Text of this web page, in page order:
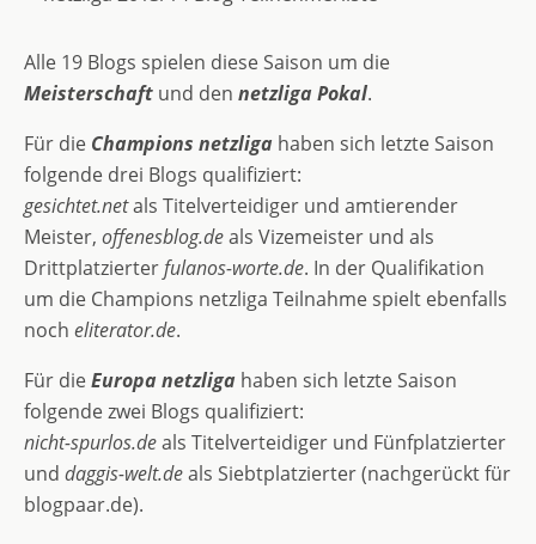
Alle 19 Blogs spielen diese Saison um die
Meisterschaft und den netzliga Pokal.
Für die Champions netzliga haben sich letzte Saison
folgende drei Blogs qualifiziert:
gesichtet.netals Titelverteidiger und amtierender
Meister, offenesblog.deals Vizemeister und als
Drittplatzierterfulanos-worte.de. In der Qualifikation
um die Champions netzliga Teilnahme spielt ebenfalls
noch eliterator.de.
Für dieEuropa netzliga haben sich letzte Saison
folgende zwei Blogs qualifiziert:
nicht-spurlos.deals Titelverteidiger und Fünfplatzierter
und daggis-welt.deals Siebtplatzierter (nachgerückt für
blogpaar.de).